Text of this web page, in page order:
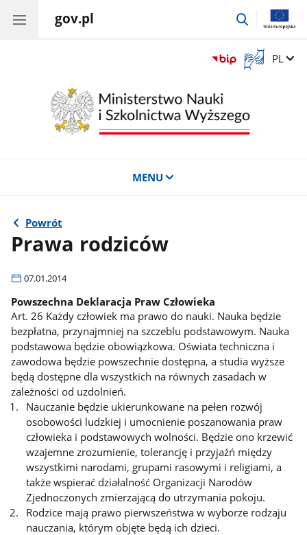
gov.pl
przejdź
Otwórz
okno
języka
migowego
Zmień
PL
MENU
Powrót
Prawa rodziców
07.01.2014
Powszechna Deklaracja Praw Człowieka
Art. 26 Każdy człowiek ma prawo do nauki. Nauka będzie
bezpłatna, przynajmniej na szczeblu podstawowym. Nauka
podstawowa będzie obowiązkowa. Oświata techniczna i
zawodowa będzie powszechnie dostępna, a studia wyższe
będą dostępne dla wszystkich na równych zasadach w
zależności od uzdolnień.
Nauczanie będzie ukierunkowane na pełen rozwój
osobowości ludzkiej i umocnienie poszanowania praw
człowieka i podstawowych wolności. Będzie ono krzewić
wzajemne zrozumienie, tolerancję i przyjaźń między
wszystkimi narodami, grupami rasowymi i religiami, a
także wspierać działalność Organizacji Narodów
Zjednoczonych zmierzającą do utrzymania pokoju.
Rodzice mają prawo pierwszeństwa w wyborze rodzaju
nauczania, którym objęte będą ich dzieci.